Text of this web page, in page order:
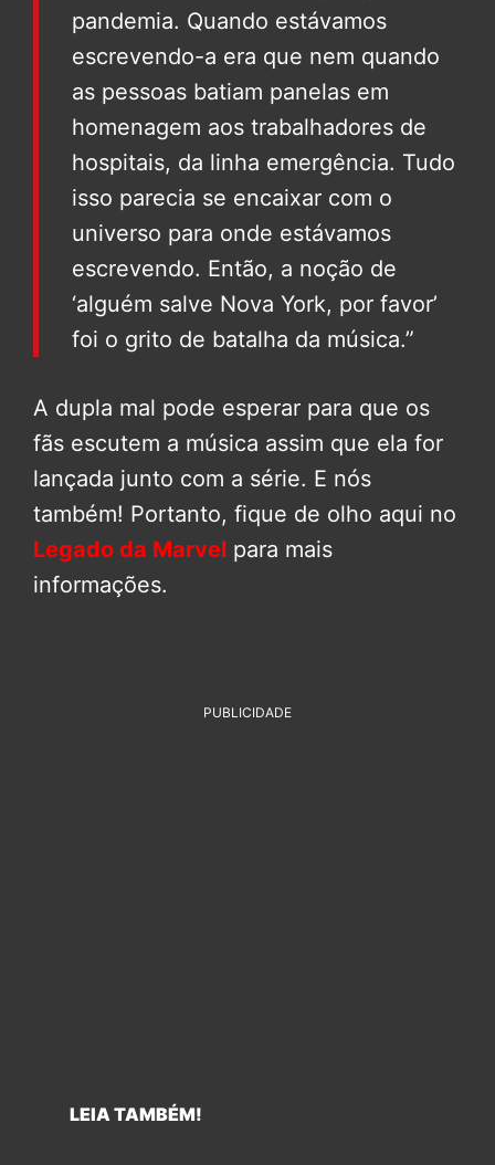
pandemia. Quando estávamos
escrevendo-a era que nem quando
as pessoas batiam panelas em
homenagem aos trabalhadores de
hospitais, da linha emergência. Tudo
isso parecia se encaixar com o
universo para onde estávamos
escrevendo. Então, a noção de
‘alguém salve Nova York, por favor’
foi o grito de batalha da música.”
A dupla mal pode esperar para que os
fãs escutem a música assim que ela for
lançada junto com a série. E nós
também! Portanto, fique de olho aqui no
Legado da Marvel para mais
informações.
PUBLICIDADE
LEIA TAMBÉM!